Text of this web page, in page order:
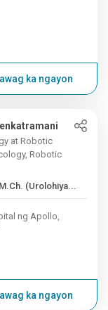
ka ngayon
at Robotic
Robotic
(Urolohiya...
ng Apollo,
ka ngayon